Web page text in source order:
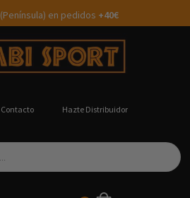
(Península) en pedidos +40€
Contacto Hazte Distribuidor